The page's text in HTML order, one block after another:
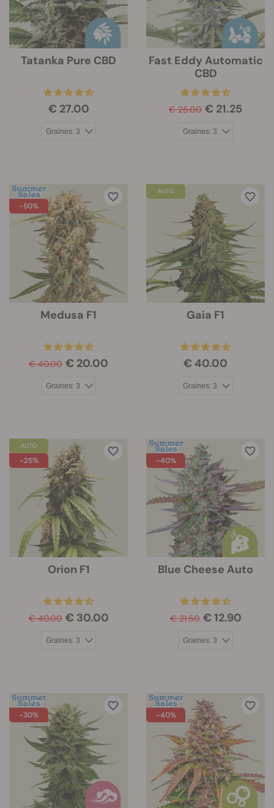
Tatanka Pure CBD
€ 27.00
Fast Eddy Automatic
CBD
€ 25.00 € 21.25
-50%
Medusa F1
€ 40.00 € 20.00
Gaia F1
€ 40.00
-25%
Orion F1
€ 40.00 € 30.00
-40%
Blue Cheese Auto
€ 21.50 € 12.90
-30% -40%